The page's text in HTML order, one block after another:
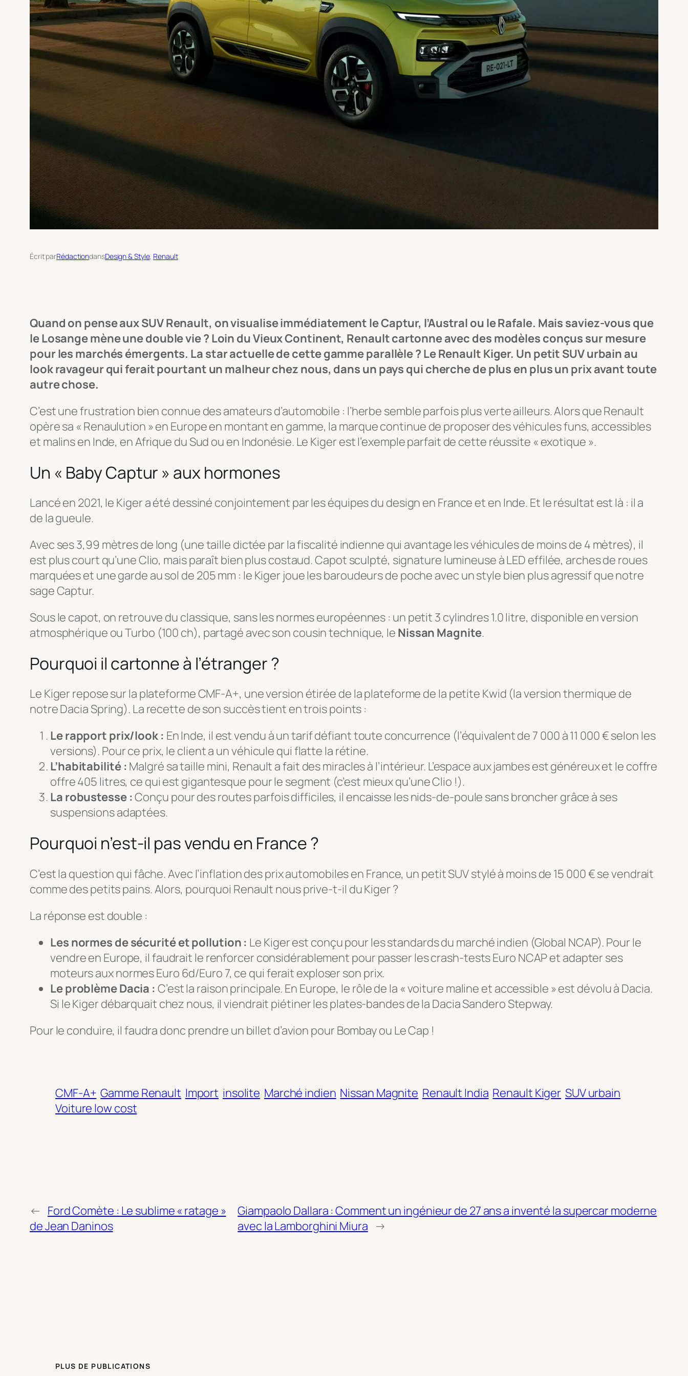
Écrit parRédactiondansDesign & Style, Renault
Quand on pense aux SUV Renault, on visualise immédiatement le Captur, l’Austral ou le Rafale. Mais saviez-vous que
le Losange mène une double vie ? Loin du Vieux Continent, Renault cartonne avec des modèles conçus sur mesure
pour les marchés émergents. La star actuelle de cette gamme parallèle ? Le Renault Kiger. Un petit SUV urbain au
look ravageur qui ferait pourtant un malheur chez nous, dans un pays qui cherche de plus en plus un prix avant toute
autre chose.
C’est une frustration bien connue des amateurs d’automobile : l’herbe semble parfois plus verte ailleurs. Alors que Renault
opère sa « Renaulution » en Europe en montant en gamme, la marque continue de proposer des véhicules funs, accessibles
et malins en Inde, en Afrique du Sud ou en Indonésie. Le Kiger est l’exemple parfait de cette réussite « exotique ».
Un « Baby Captur » aux hormones
Lancé en 2021, le Kiger a été dessiné conjointement par les équipes du design en France et en Inde. Et le résultat est là : il a
de la gueule.
Avec ses 3,99 mètres de long (une taille dictée par la fiscalité indienne qui avantage les véhicules de moins de 4 mètres), il
est plus court qu’une Clio, mais paraît bien plus costaud. Capot sculpté, signature lumineuse à LED effilée, arches de roues
marquées et une garde au sol de 205 mm : le Kiger joue les baroudeurs de poche avec un style bien plus agressif que notre
sage Captur.
Sous le capot, on retrouve du classique, sans les normes européennes : un petit 3 cylindres 1.0 litre, disponible en version
atmosphérique ou Turbo (100 ch), partagé avec son cousin technique, le Nissan Magnite.
Pourquoi il cartonne à l’étranger ?
Le Kiger repose sur la plateforme CMF-A+, une version étirée de la plateforme de la petite Kwid (la version thermique de
notre Dacia Spring). La recette de son succès tient en trois points :
Le rapport prix/look : En Inde, il est vendu à un tarif défiant toute concurrence (l’équivalent de 7 000 à 11 000 € selon les
versions). Pour ce prix, le client a un véhicule qui flatte la rétine.
L’habitabilité : Malgré sa taille mini, Renault a fait des miracles à l’intérieur. L’espace aux jambes est généreux et le coffre
offre 405 litres, ce qui est gigantesque pour le segment (c’est mieux qu’une Clio !).
La robustesse :Conçu pour des routes parfois difficiles, il encaisse les nids-de-poule sans broncher grâce à ses
suspensions adaptées.
Pourquoi n’est-il pas vendu en France ?
C’est la question qui fâche. Avec l’inflation des prix automobiles en France, un petit SUV stylé à moins de 15 000 € se vendrait
comme des petits pains. Alors, pourquoi Renault nous prive-t-il du Kiger ?
La réponse est double :
Les normes de sécurité et pollution : Le Kiger est conçu pour les standards du marché indien (Global NCAP). Pour le
vendre en Europe, il faudrait le renforcer considérablement pour passer les crash-tests Euro NCAP et adapter ses
moteurs aux normes Euro 6d/Euro 7, ce qui ferait exploser son prix.
Le problème Dacia : C’est la raison principale. En Europe, le rôle de la « voiture maline et accessible » est dévolu à Dacia.
Si le Kiger débarquait chez nous, il viendrait piétiner les plates-bandes de la Dacia Sandero Stepway.
Pour le conduire, il faudra donc prendre un billet d’avion pour Bombay ou Le Cap !
CMF-A+ Gamme Renault Import insolite Marché indien Nissan Magnite Renault India Renault Kiger SUV urbain
Voiture low cost
← Ford Comète : Le sublime « ratage »
de Jean Daninos
Giampaolo Dallara : Comment un ingénieur de 27 ans a inventé la supercar moderne
avec la Lamborghini Miura →
PLUS DE PUBLICATIONS